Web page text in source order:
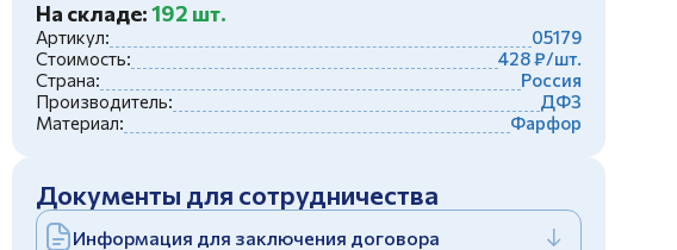
На складе:192 шт.
Артикул:
05179
Стоимость:
428 ₽/шт.
Страна:
Россия
Производитель:
ДФЗ
Материал:
Фарфор
Документы для сотрудничества
Информация для заключения договора